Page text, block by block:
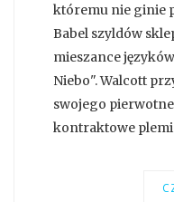
któremu nie ginie
Babel szyldów
mieszance
Niebo". Walcott
swojego
kontraktowe